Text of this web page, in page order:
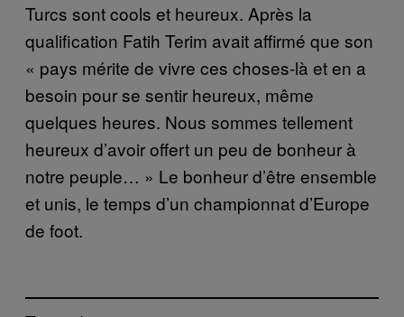
Turcs sont cools et heureux. Après la
qualification Fatih Terim avait affirmé que son
« pays mérite de vivre ces choses-là et en a
besoin pour se sentir heureux, même
quelques heures. Nous sommes tellement
heureux d’avoir offert un peu de bonheur à
notre peuple… » Le bonheur d’être ensemble
et unis, le temps d’un championnat d’Europe
de foot.